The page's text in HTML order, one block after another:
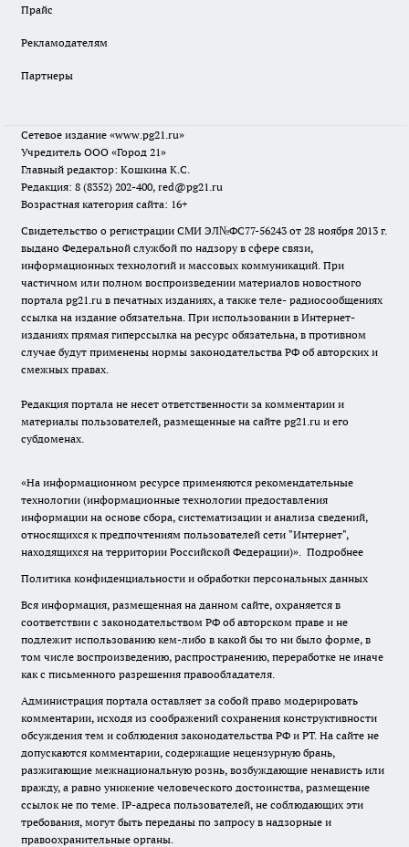
Прайс
Рекламодателям
Партнеры
Сетевое издание «www.pg21.ru»
Учредитель ООО «Город 21»
Главный редактор: Кошкина К.С.
Редакция: 8 (8352) 202-400, red@pg21.ru
Возрастная категория сайта: 16+
Свидетельство о регистрации СМИ ЭЛ№ФС77-56243 от 28 ноября 2013 г.
выдано Федеральной службой по надзору в сфере связи,
информационных технологий и массовых коммуникаций. При
частичном или полном воспроизведении материалов новостного
портала pg21.ru в печатных изданиях, а также теле- радиосообщениях
ссылка на издание обязательна. При использовании в Интернет-
изданиях прямая гиперссылка на ресурс обязательна, в противном
случае будут применены нормы законодательства РФ об авторских и
смежных правах.
Редакция портала не несет ответственности за комментарии и
материалы пользователей, размещенные на сайте pg21.ru и его
субдоменах.
«На информационном ресурсе применяются рекомендательные
технологии (информационные технологии предоставления
информации на основе сбора, систематизации и анализа сведений,
относящихся к предпочтениям пользователей сети "Интернет",
находящихся на территории Российской Федерации)». Подробнее
Политика конфиденциальности и обработки персональных данных
Вся информация, размещенная на данном сайте, охраняется в
соответствии с законодательством РФ об авторском праве и не
подлежит использованию кем-либо в какой бы то ни было форме, в
том числе воспроизведению, распространению, переработке не иначе
как с письменного разрешения правообладателя.
Администрация портала оставляет за собой право модерировать
комментарии, исходя из соображений сохранения конструктивности
обсуждения тем и соблюдения законодательства РФ и РТ. На сайте не
допускаются комментарии, содержащие нецензурную брань,
разжигающие межнациональную рознь, возбуждающие ненависть или
вражду, а равно унижение человеческого достоинства, размещение
ссылок не по теме. IP-адреса пользователей, не соблюдающих эти
требования, могут быть переданы по запросу в надзорные и
правоохранительные органы.